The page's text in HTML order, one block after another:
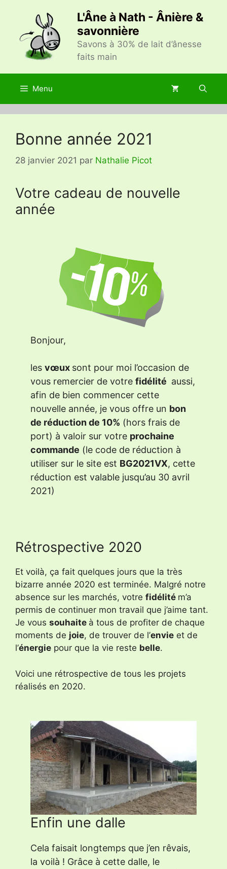
contenu
L'Âne à Nath - Ânière &
savonnière
Savons à 30% de lait d’ânesse
faits main
Menu
Bonne année 2021
28 janvier 2021 par Nathalie Picot
Votre cadeau de nouvelle
année
Bonjour,
les vœux sont pour moi l’occasion de
vous remercier de votre fidélité aussi,
afin de bien commencer cette
nouvelle année, je vous offre un bon
de réduction de 10% (hors frais de
port) à valoir sur votre prochaine
commande (le code de réduction à
utiliser sur le site est BG2021VX, cette
réduction est valable jusqu’au 30 avril
2021)
Rétrospective 2020
Et voilà, ça fait quelques jours que la très
bizarre année 2020 est terminée. Malgré notre
absence sur les marchés, votre fidélité m’a
permis de continuer mon travail que j’aime tant.
Je vous souhaite à tous de profiter de chaque
moments de joie, de trouver de l’envie et de
l’énergie pour que la vie reste belle.
Voici une rétrospective de tous les projets
réalisés en 2020.
Enfin une dalle
Cela faisait longtemps que j’en rêvais,
la voilà ! Grâce à cette dalle, le